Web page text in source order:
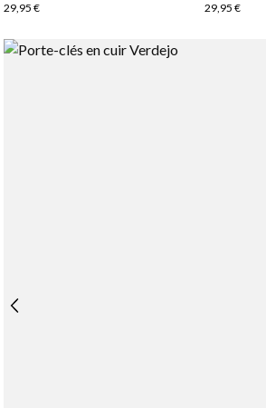
29,95 €
29,95 €